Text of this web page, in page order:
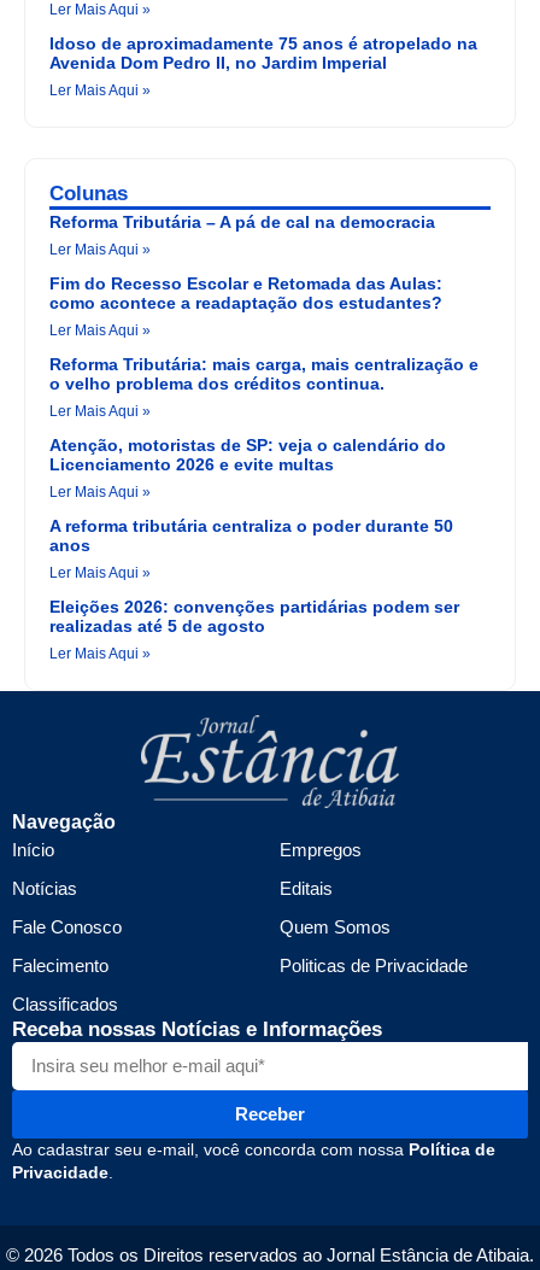
Ler Mais Aqui »
Idoso de aproximadamente 75 anos é atropelado na
Avenida Dom Pedro II, no Jardim Imperial
Ler Mais Aqui »
Colunas
Reforma Tributária – A pá de cal na democracia
Ler Mais Aqui »
Fim do Recesso Escolar e Retomada das Aulas:
como acontece a readaptação dos estudantes?
Ler Mais Aqui »
Reforma Tributária: mais carga, mais centralização e
o velho problema dos créditos continua.
Ler Mais Aqui »
Atenção, motoristas de SP: veja o calendário do
Licenciamento 2026 e evite multas
Ler Mais Aqui »
A reforma tributária centraliza o poder durante 50
anos
Ler Mais Aqui »
Eleições 2026: convenções partidárias podem ser
realizadas até 5 de agosto
Ler Mais Aqui »
Navegação
Início
Notícias
Fale Conosco
Falecimento
Classificados
Empregos
Editais
Quem Somos
Politicas de Privacidade
Receba nossas Notícias e Informações
Receber
Ao cadastrar seu e-mail, você concorda com nossa Política de
Privacidade
© 2026 Todos os Direitos reservados ao Jornal Estância de Atibaia.